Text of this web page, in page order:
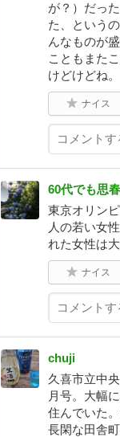
が？）だっ
た、という
んなものが
こともまた
けどけどね。
ナイス
60代でも思
東京オリン
人の若い女
れた女性は
ナイス
chuji
久喜市立中
月号。大幅
住んでいた
長閑な田舎